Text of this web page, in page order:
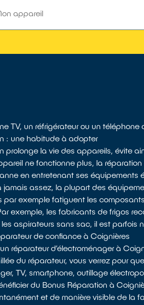
TV, un réfrigérateur ou un
: une habitude à adopter
prolonge la vie des appareils, évite
ne fonctionne plus, la
en entretenant ses équipements
jamais assez, la plupart des
par exemple fatiguent les
exemple, les fabricants de frigos
les aspirateurs sans sac, il est parfois
de confiance à Coignières
réparateur d’électroménager à
du réparateur, vous verrez pour
TV, smartphone, outillage
du Bonus Réparation à
et de manière visible de la